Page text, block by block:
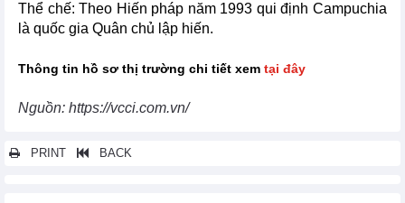
Thể chế: Theo Hiến pháp năm 1993 qui định Campuchia
là quốc gia Quân chủ lập hiến.
Thông tin hồ sơ thị trường chi tiết xem tại đây
Nguồn: https://vcci.com.vn/
PRINT BACK